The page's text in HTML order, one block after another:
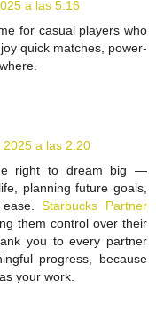
a las 5:16
for casual players who
quick matches, power-
a las 2:20
right to dream big —
planning future goals,
ease.Starbucks Partner
them control over their
you to every partner
progress, because
your work.